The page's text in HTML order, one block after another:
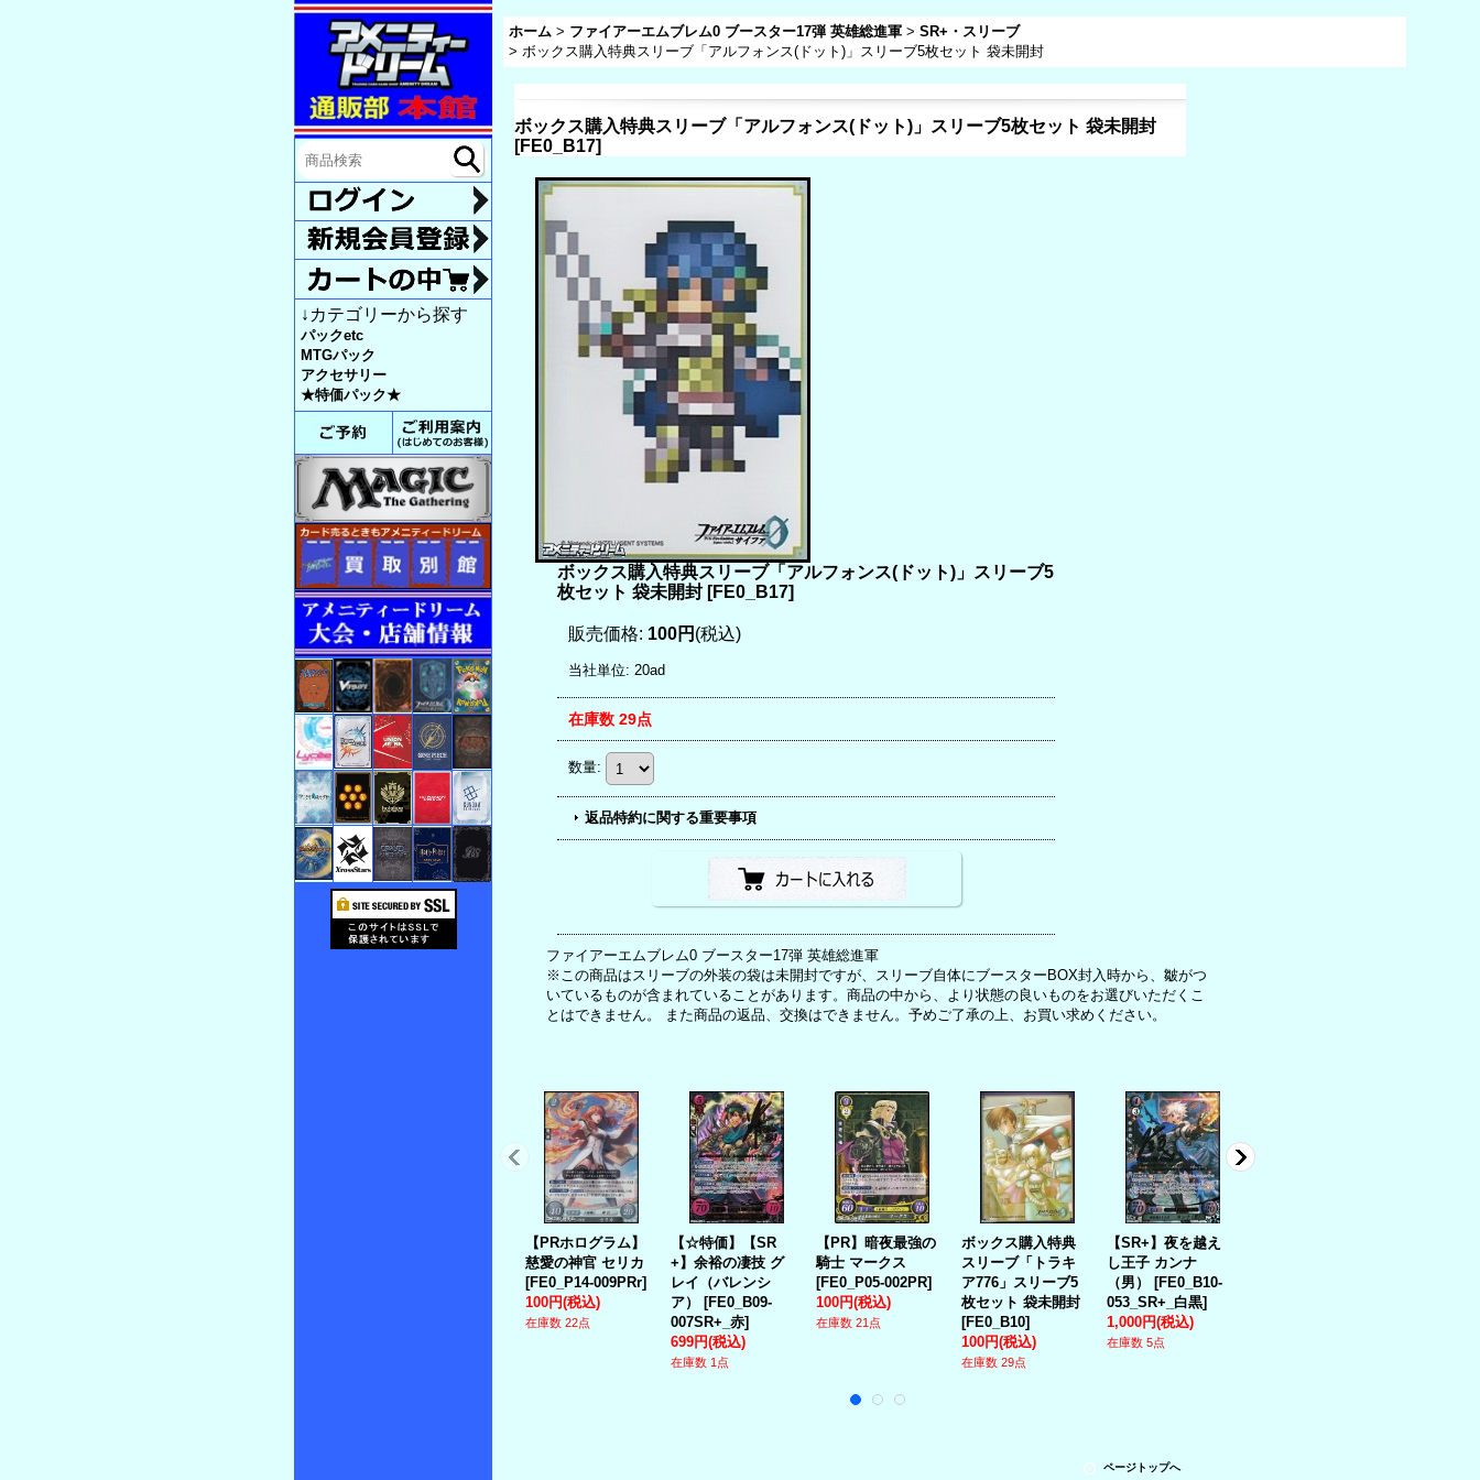
ホーム > ファイアーエムブレム0 ブースター17弾 英雄総進軍 > SR+・スリーブ
> ボックス購入特典スリーブ「アルフォンス(ドット)」スリーブ5枚セット 袋未開封
↓カテゴリーから探す
パックetc
MTGパック
アクセサリー
★特価パック★
ボックス購入特典スリーブ「アルフォンス(ドット)」スリーブ5枚セット 袋未開封
[FE0_B17]
ボックス購入特典スリーブ「アルフォンス(ドット)」スリーブ5
枚セット 袋未開封 [FE0_B17]
販売価格: 100円 (税込)
当社単位: 20ad
在庫数 29点
数量:
返品特約に関する重要事項
ファイアーエムブレム0 ブースター17弾 英雄総進軍
※この商品はスリーブの外装の袋は未開封ですが、スリーブ自体にブースターBOX封入時から、皺がつ
いているものが含まれていることがあります。商品の中から、より状態の良いものをお選びいただくこ
とはできません。 また商品の返品、交換はできません。予めご了承の上、お買い求めください。
【PRホログラム】
慈愛の神官 セリカ
[FE0_P14-009PRr]
100円(税込)
在庫数 22点
【☆特価】【SR
+】余裕の凄技 グ
レイ（バレンシ
ア）
[FE0_B09-
007SR+_赤]
699円(税込)
在庫数 1点
【PR】暗夜最強の
騎士 マークス
[FE0_P05-002PR]
100円(税込)
在庫数 21点
ボックス購入特典
スリーブ「トラキ
ア776」スリーブ5
枚セット 袋未開封
[FE0_B10]
100円(税込)
在庫数 29点
【SR+】夜を越え
し王子 カンナ
（男）
[FE0_B10-
053_SR+_白黒]
1,000円(税込)
在庫数 5点
ページトップへ